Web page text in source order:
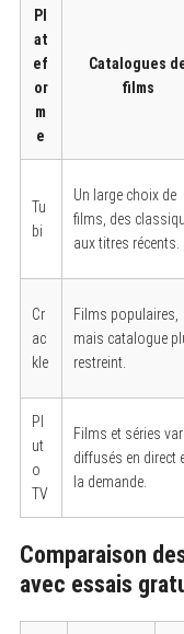
Pl
at
ef
or
m
e
Catalogues
films
Tu
bi
Un large choix de
films, des
aux titres récents.
Cr
ac
kle
Films populaires,
mais catalogue
restreint.
Pl
ut
o
TV
Films et séries
diffusés en direct
la demande.
Comparaison
avec essais